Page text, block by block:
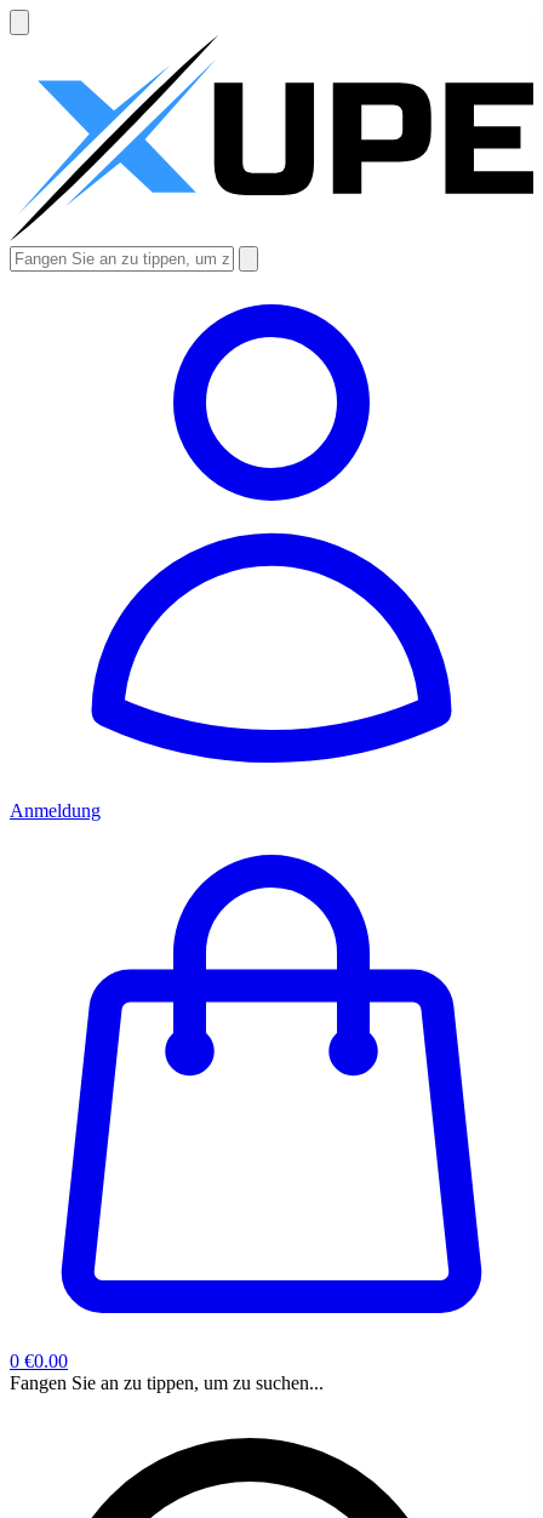
Anmeldung
0 €0.00
Fangen Sie an zu tippen, um zu suchen...